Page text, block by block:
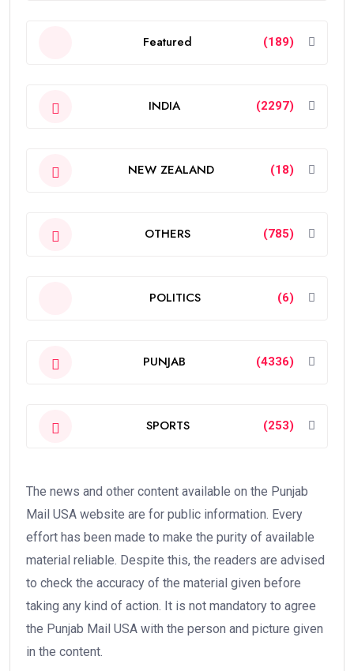
Featured (189)
INDIA (2297)
NEW ZEALAND (18)
OTHERS (785)
POLITICS (6)
PUNJAB (4336)
SPORTS (253)
The news and other content available on the Punjab
Mail USA website are for public information. Every
effort has been made to make the purity of available
material reliable. Despite this, the readers are advised
to check the accuracy of the material given before
taking any kind of action. It is not mandatory to agree
the Punjab Mail USA with the person and picture given
in the content.